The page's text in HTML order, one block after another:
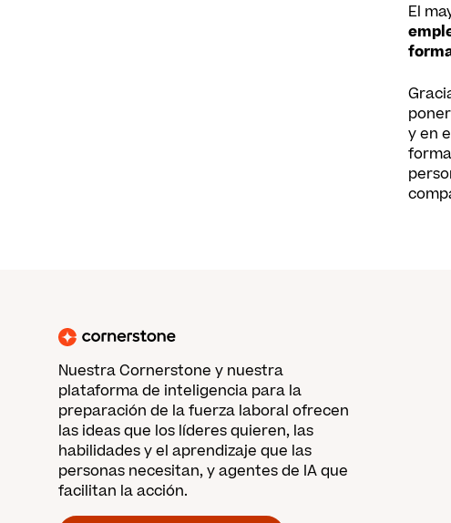
El
y en
Nuestra Cornerstone y nuestra
plataforma de inteligencia para la
preparación de la fuerza laboral ofrecen
las ideas que los líderes quieren, las
habilidades y el aprendizaje que las
personas necesitan, y agentes de IA que
facilitan la acción.